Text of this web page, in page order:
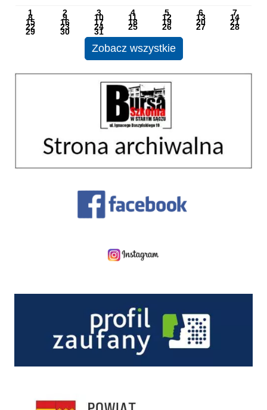
1 2 3 4 5 6 7
8 9 10 11 12 13 14
15 16 17 18 19 20 21
22 23 24 25 26 27 28
29 30 31
Zobacz wszystkie
Strona archiwalna 01